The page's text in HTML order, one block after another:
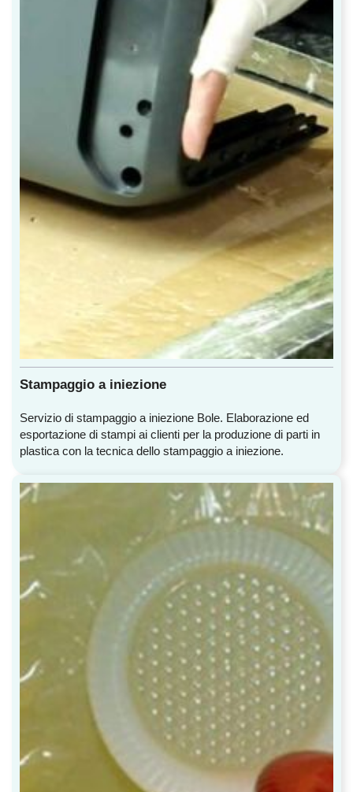
Stampaggio a iniezione
Servizio di stampaggio a iniezione Bole. Elaborazione ed
esportazione di stampi ai clienti per la produzione di parti in
plastica con la tecnica dello stampaggio a iniezione.